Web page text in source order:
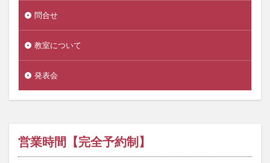
問合せ
教室について
発表会
営業時間【完全予約制】